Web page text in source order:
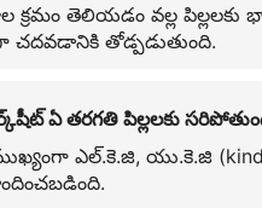
క్రమం తెలియడం వల్ల
చదవడానికి తోడ్పడుతుంది.
ఏ తరగతి పిల్లలకు
ఎల్.కె.జి, యు.కె.జి